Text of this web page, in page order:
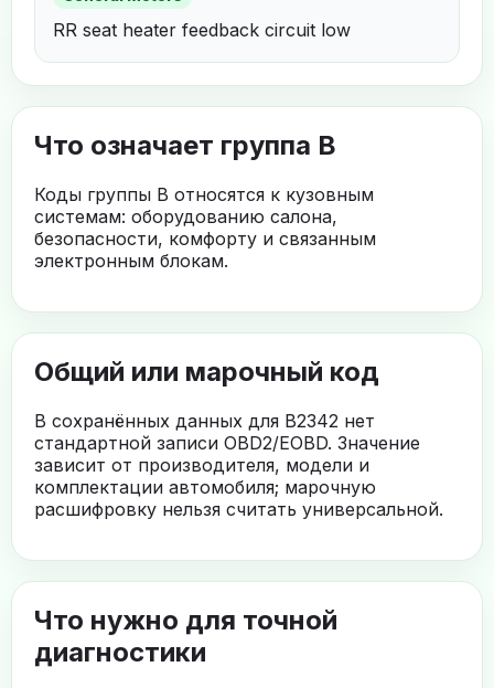
RR seat heater feedback circuit low
Что означает группа B
Коды группы B относятся к кузовным
системам: оборудованию салона,
безопасности, комфорту и связанным
электронным блокам.
Общий или марочный код
В сохранённых данных для B2342 нет
стандартной записи OBD2/EOBD. Значение
зависит от производителя, модели и
комплектации автомобиля; марочную
расшифровку нельзя считать универсальной.
Что нужно для точной
диагностики